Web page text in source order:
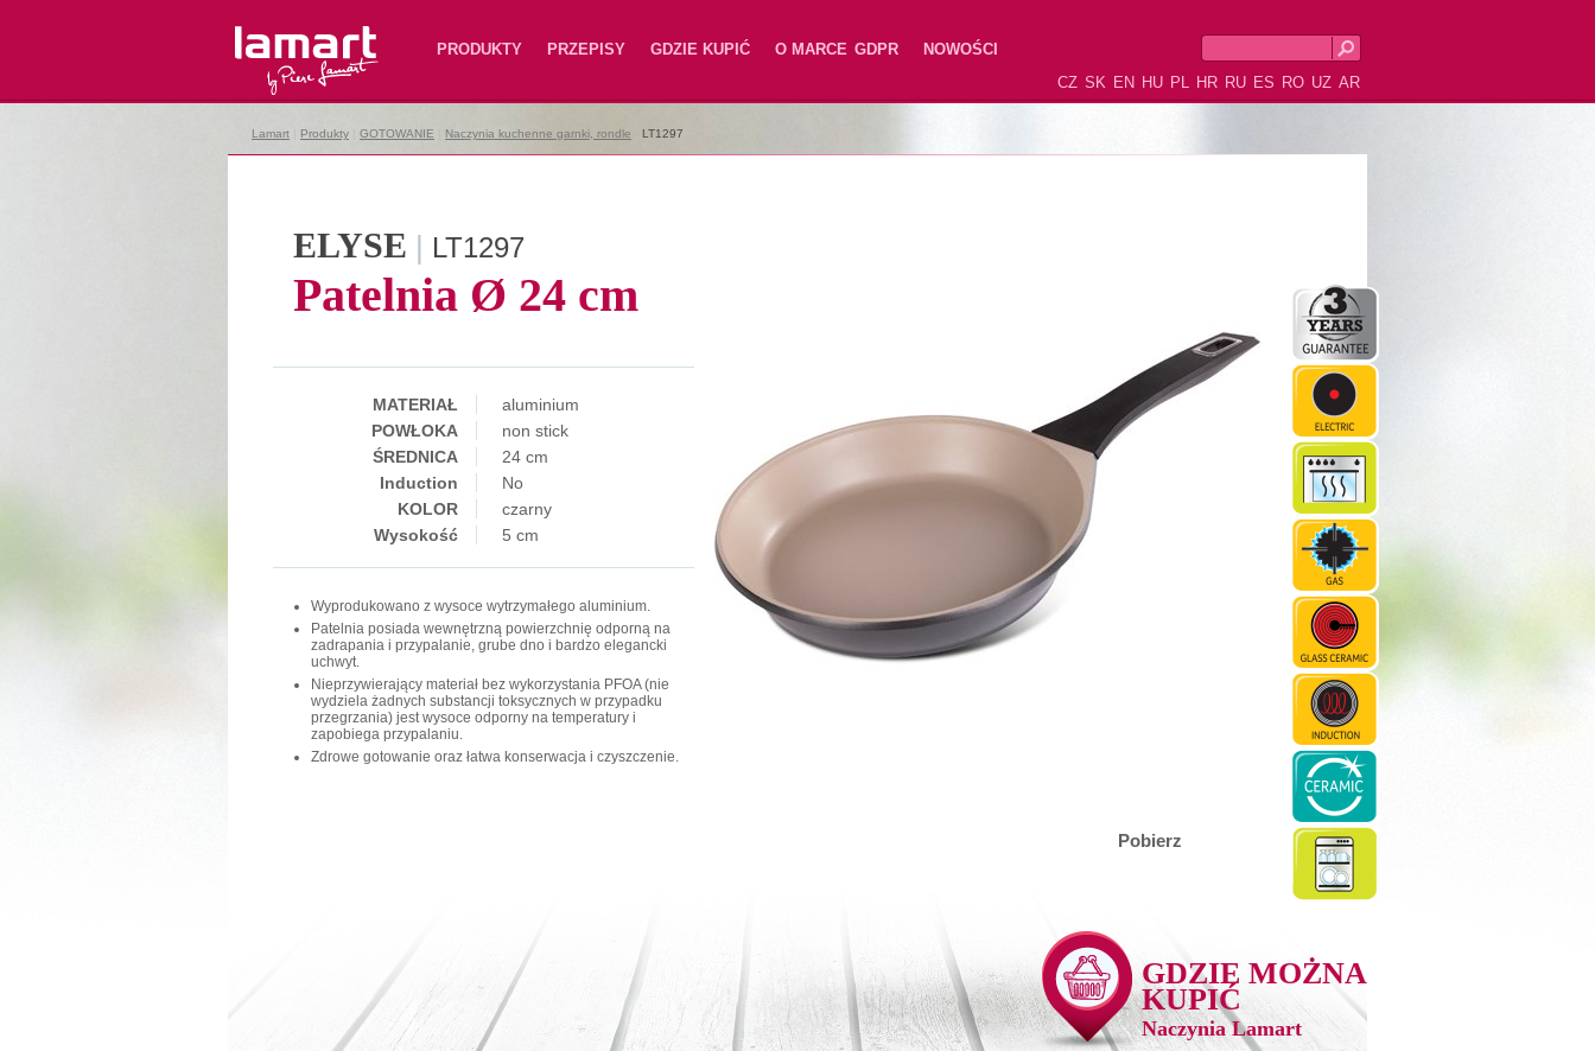
Lamart PRODUKTY PRZEPISY GDZIE KUPIĆ O MARCE GDPR
NOWOŚCI
CZ SK EN HU PL HR RU ES RO UZ AR
Lamart Produkty GOTOWANIE Naczynia kuchenne garnki, rondle LT1297
Pobierz
ELYSE | LT1297
Patelnia Ø 24 cm
MATERIAŁ
aluminium
POWŁOKA
non stick
ŚREDNICA
24 cm
Induction
No
KOLOR
czarny
Wysokość
5 cm
Wyprodukowano z wysoce wytrzymałego aluminium.
Patelnia posiada wewnętrzną powierzchnię odporną na
zadrapania i przypalanie, grube dno i bardzo elegancki
uchwyt.
Nieprzywierający materiał bez wykorzystania PFOA (nie
wydziela żadnych substancji toksycznych w przypadku
przegrzania) jest wysoce odporny na temperatury i
zapobiega przypalaniu.
Zdrowe gotowanie oraz łatwa konserwacja i czyszczenie.
GDZIE MOŻNA
KUPIĆ
Naczynia Lamart